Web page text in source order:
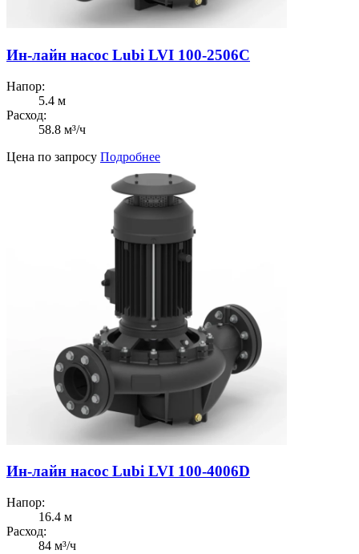
Ин-лайн насос Lubi LVI 100-2506C
Напор:
5.4 м
Расход:
58.8 м³/ч
Цена по запросу Подробнее
Ин-лайн насос Lubi LVI 100-4006D
Напор:
16.4 м
Расход:
84 м³/ч